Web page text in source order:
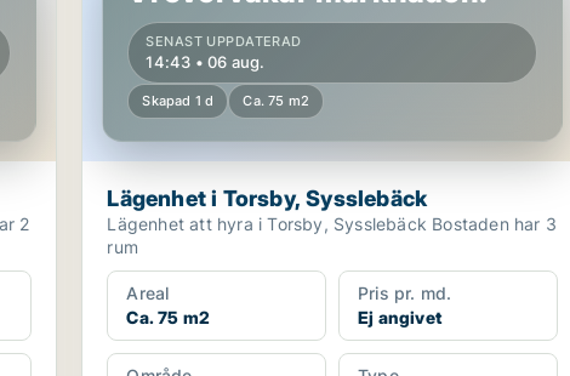
SENAST UPPDATERAD
14:43 • 06 aug.
Skapad 1 d Ca. 75 m2
Lägenhet i Torsby, Sysslebäck
Lägenhet att hyra i Torsby, Sysslebäck Bostaden har 3
rum
Areal
Ca. 75 m2
Pris pr. md.
Ej angivet